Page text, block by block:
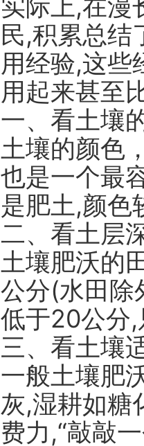
实际上,在漫
民,积累总结
用经验,这些
用起来甚至
一、看土壤
土壤的颜色
也是一个最
是肥土,颜色
二、看土层
土壤肥沃的
公分(水田除
低于20公分
三、看土壤
一般土壤肥
灰,湿耕如糖
费力,“敲敲